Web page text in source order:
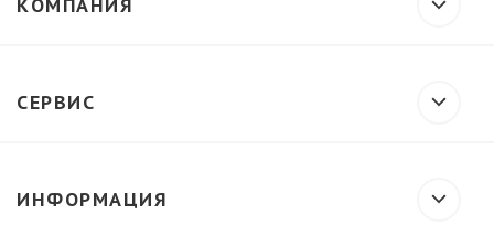
СЕРВИС
ИНФОРМАЦИЯ